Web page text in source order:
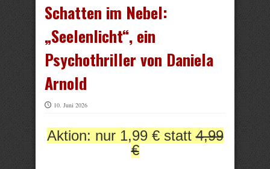
Schatten im Nebel:
„Seelenlicht“, ein
Psychothriller von Daniela
Arnold
10. Juni 2026
Aktion: nur 1,99 € statt4,99
€